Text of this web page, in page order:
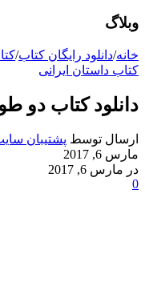
وبلاگ
خانه/دانلود رایگان کتاب/
کتاب داستان ایرانی
دانلود کتاب دو
ارسال توسط پشتیبان
مارس 6, 2017
در مارس 6, 2017
0